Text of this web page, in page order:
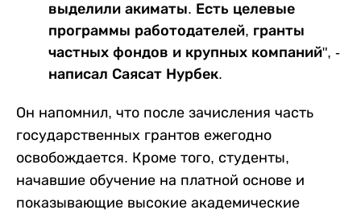
выделили акиматы. Есть целевые
программы работодателей, гранты
частных фондов и крупных компаний", -
написал Саясат Нурбек.
Он напомнил, что после зачисления часть
государственных грантов ежегодно
освобождается. Кроме того, студенты,
начавшие обучение на платной основе и
показывающие высокие академические